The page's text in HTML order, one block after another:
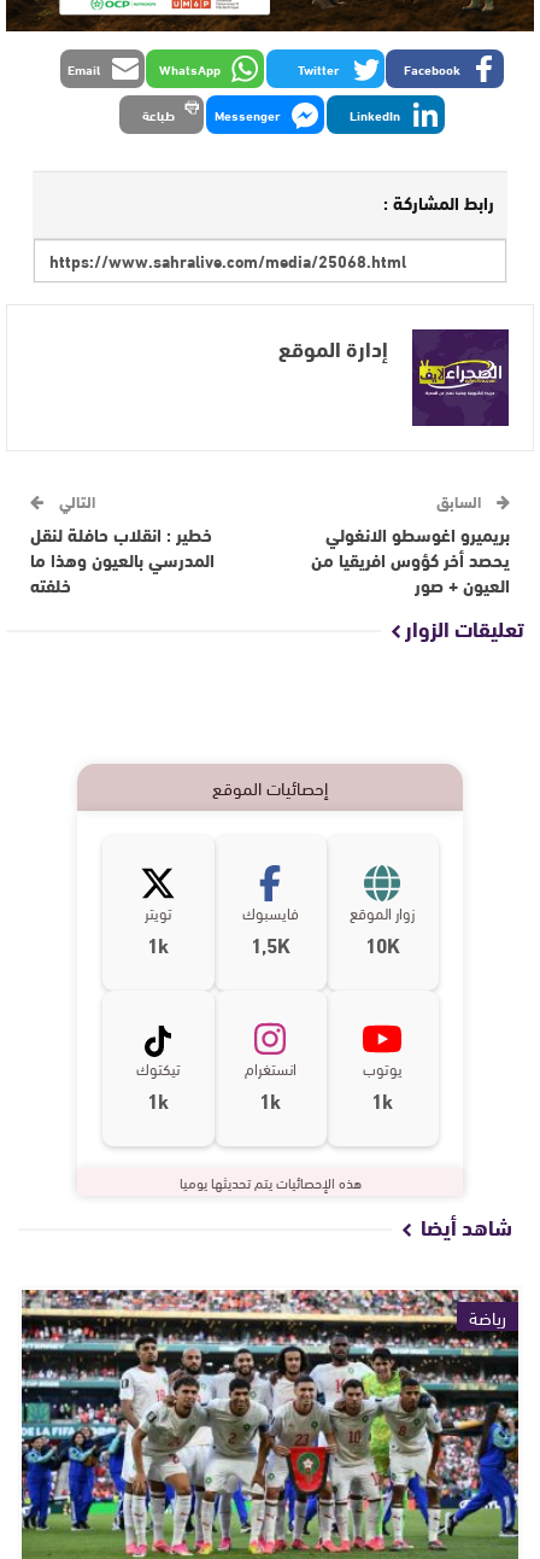
Facebook
Twitter
WhatsApp
Email
LinkedIn
Messenger طباعة
رابط المشاركة :
إدارة الموقع
السابق
بريميرو اغوسطو الانغولي
يحصد أخر كؤوس افريقيا من
العيون + صور
التالي
خطير : انقلاب حافلة لنقل
المدرسي بالعيون وهذا ما
خلفته
تعليقات الزوار
إحصائيات الموقع
زوار الموقع
10K
فايسبوك
1,5K
تويتر
1k
يوتوب
1k
انستغرام
1k
تيكتوك
1k
هذه الإحصائيات يتم تحديثها يوميا
شاهد أيضا
رياضة